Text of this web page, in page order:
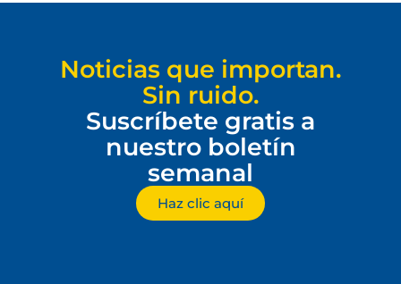
Noticias que importan.
Sin ruido.
Suscríbete gratis a
nuestro boletín
semanal
Haz clic aquí